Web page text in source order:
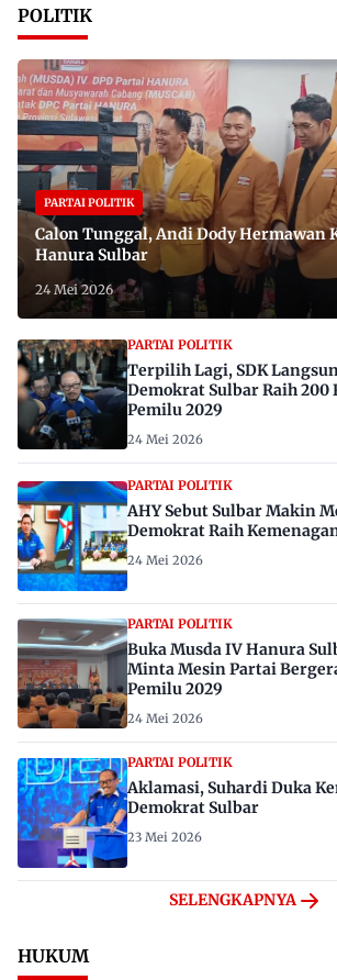
POLITIK
PARTAI POLITIK
Calon Tunggal, Andi Dody Hermawan
Hanura Sulbar
24 Mei 2026
PARTAI POLITIK
Terpilih Lagi, SDK
Demokrat Sulbar Raih 200
Pemilu 2029
24 Mei 2026
PARTAI POLITIK
AHY Sebut Sulbar Makin
Demokrat Raih
24 Mei 2026
PARTAI POLITIK
Buka Musda IV Hanura
Minta Mesin Partai
Pemilu 2029
24 Mei 2026
PARTAI POLITIK
Aklamasi, Suhardi Duka
Demokrat Sulbar
23 Mei 2026
SELENGKAPNYA
HUKUM